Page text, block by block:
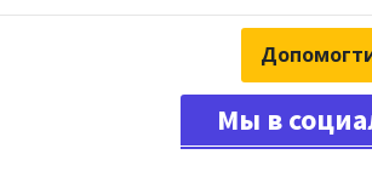
Мы в